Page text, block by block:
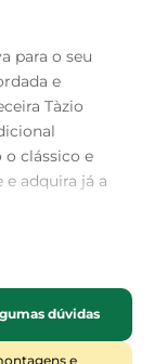
para o seu
e
Tàzio
clássico e
adquira já a
dúvidas
e